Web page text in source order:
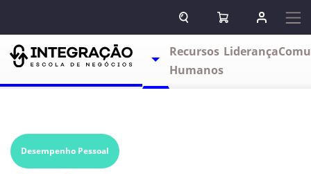
ABRIR CAMPO DE BUSCA
ABRIR CARRINHO
ENTRAR
Escolas
TOGGLE DROPDOWN
Recursos
Humanos
Liderança
Desempenho Pessoal